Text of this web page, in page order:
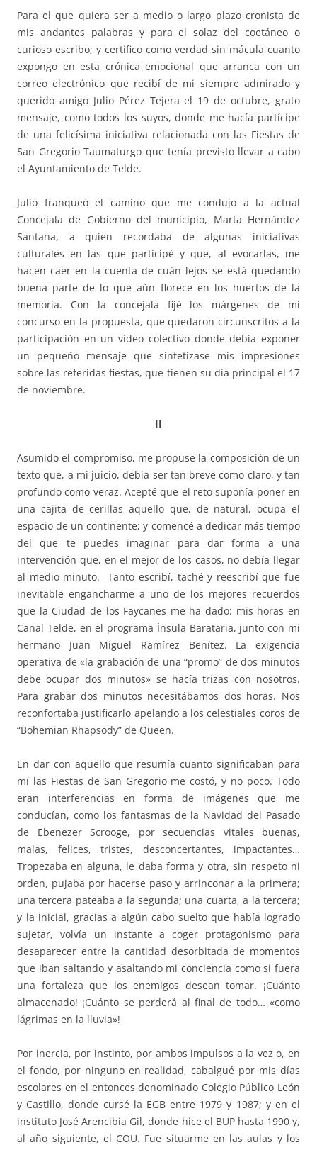
Para el que quiera ser a medio o largo plazo cronista de
mis andantes palabras y para el solaz del coetáneo o
curioso escribo; y certifico como verdad sin mácula cuanto
expongo en esta crónica emocional que arranca con un
correo electrónico que recibí de mi siempre admirado y
querido amigo Julio Pérez Tejera el 19 de octubre, grato
mensaje, como todos los suyos, donde me hacía partícipe
de una felicísima iniciativa relacionada con las Fiestas de
San Gregorio Taumaturgo que tenía previsto llevar a cabo
el Ayuntamiento de Telde.
Julio franqueó el camino que me condujo a la actual
Concejala de Gobierno del municipio, Marta Hernández
Santana, a quien recordaba de algunas iniciativas
culturales en las que participé y que, al evocarlas, me
hacen caer en la cuenta de cuán lejos se está quedando
buena parte de lo que aún florece en los huertos de la
memoria. Con la concejala fijé los márgenes de mi
concurso en la propuesta, que quedaron circunscritos a la
participación en un vídeo colectivo donde debía exponer
un pequeño mensaje que sintetizase mis impresiones
sobre las referidas fiestas, que tienen su día principal el 17
de noviembre.
II
Asumido el compromiso, me propuse la composición de un
texto que, a mi juicio, debía ser tan breve como claro, y tan
profundo como veraz. Acepté que el reto suponía poner en
una cajita de cerillas aquello que, de natural, ocupa el
espacio de un continente; y comencé a dedicar más tiempo
del que te puedes imaginar para dar forma a una
intervención que, en el mejor de los casos, no debía llegar
al medio minuto. Tanto escribí, taché y reescribí que fue
inevitable engancharme a uno de los mejores recuerdos
que la Ciudad de los Faycanes me ha dado: mis horas en
Canal Telde, en el programa Ínsula Barataria, junto con mi
hermano Juan Miguel Ramírez Benítez. La exigencia
operativa de «la grabación de una “promo” de dos minutos
debe ocupar dos minutos» se hacía trizas con nosotros.
Para grabar dos minutos necesitábamos dos horas. Nos
reconfortaba justificarlo apelando a los celestiales coros de
“Bohemian Rhapsody” de Queen.
En dar con aquello que resumía cuanto significaban para
mí las Fiestas de San Gregorio me costó, y no poco. Todo
eran interferencias en forma de imágenes que me
conducían, como los fantasmas de la Navidad del Pasado
de Ebenezer Scrooge, por secuencias vitales buenas,
malas, felices, tristes, desconcertantes, impactantes…
Tropezaba en alguna, le daba forma y otra, sin respeto ni
orden, pujaba por hacerse paso y arrinconar a la primera;
una tercera pateaba a la segunda; una cuarta, a la tercera;
y la inicial, gracias a algún cabo suelto que había logrado
sujetar, volvía un instante a coger protagonismo para
desaparecer entre la cantidad desorbitada de momentos
que iban saltando y asaltando mi conciencia como si fuera
una fortaleza que los enemigos desean tomar. ¡Cuánto
almacenado! ¡Cuánto se perderá al final de todo… «como
lágrimas en la lluvia»!
Por inercia, por instinto, por ambos impulsos a la vez o, en
el fondo, por ninguno en realidad, cabalgué por mis días
escolares en el entonces denominado Colegio Público León
y Castillo, donde cursé la EGB entre 1979 y 1987; y en el
instituto José Arencibia Gil, donde hice el BUP hasta 1990 y,
al año siguiente, el COU. Fue situarme en las aulas y los